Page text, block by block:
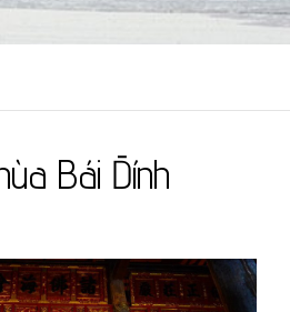
Bái Đính